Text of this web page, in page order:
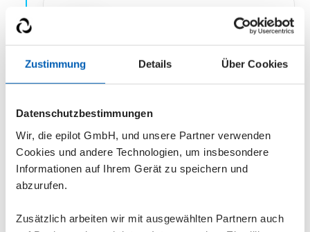
Zustimmung Details Über Cookies
Datenschutzbestimmungen
Wir, die epilot GmbH, und unsere Partner verwenden
Cookies und andere Technologien, um insbesondere
Informationen auf Ihrem Gerät zu speichern und
abzurufen.
Zusätzlich arbeiten wir mit ausgewählten Partnern auch
Choose the blueprint you want to try
next from our library.